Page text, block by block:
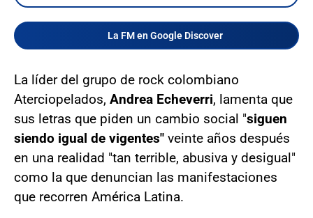
La FM en Google Discover
La líder del grupo de rock colombiano
Aterciopelados, Andrea Echeverri, lamenta que
sus letras que piden un cambio social "siguen
siendo igual de vigentes" veinte años después
en una realidad "tan terrible, abusiva y desigual"
como la que denuncian las manifestaciones
que recorren América Latina.